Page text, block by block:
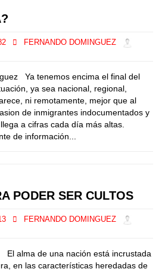
FERNANDO DOMINGUEZ
Ya tenemos encima el final del
ya sea nacional, regional,
ni remotamente, mejor que al
de inmigrantes indocumentados y
a cifras cada día más altas.
de información...
PODER SER CULTOS
FERNANDO DOMINGUEZ
El alma de una nación está incrustada
en las características heredadas de